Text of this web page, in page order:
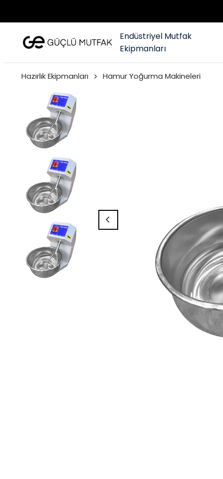
Endüstriyel Mutfak
Ekipmanları
Hazırlık Ekipmanları Hamur Yoğurma Makineleri